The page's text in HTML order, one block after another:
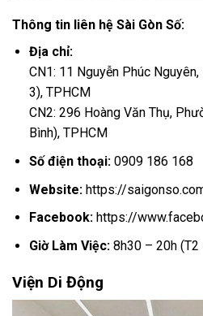
Thông tin liên hệ Sài Gòn Số:
Địa chỉ:
CN1: 11 Nguyễn Phúc
3), TPHCM
CN2: 296 Hoàng Văn Thụ,
Bình), TPHCM
Số điện thoại:0909 186 168
Website:https://
Facebook: https://
Giờ Làm Việc:8h30 – 20h (T2
Viện Di Động